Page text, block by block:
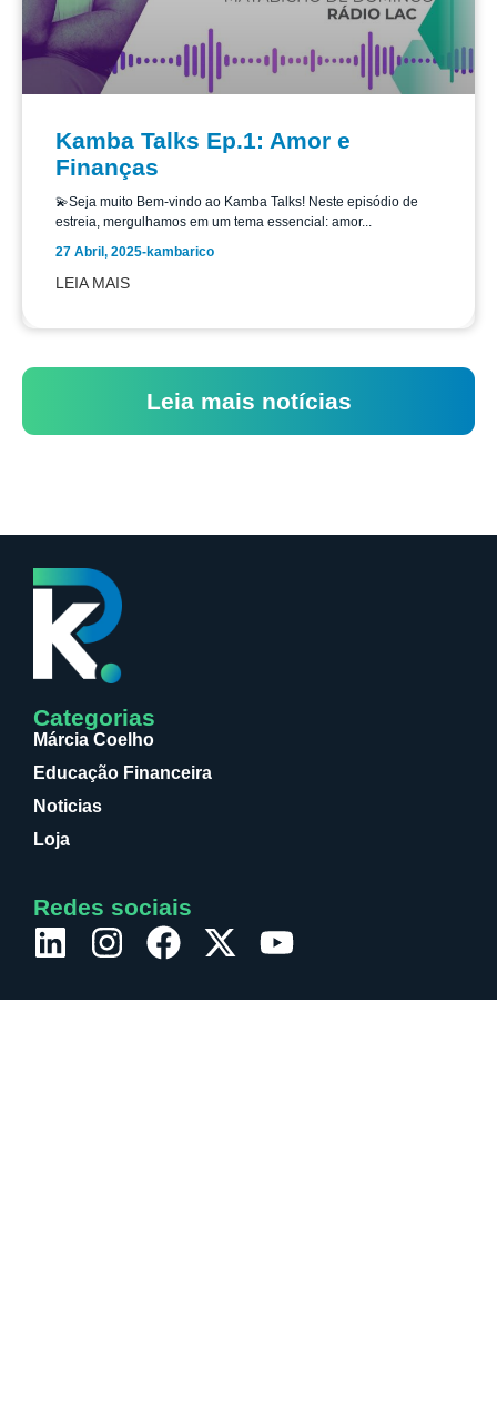
Kamba Talks Ep.1: Amor e
Finanças
💫Seja muito Bem-vindo ao Kamba Talks! Neste episódio de
estreia, mergulhamos em um tema essencial: amor...
27 Abril, 2025-kambarico
LEIA MAIS
Leia mais notícias
Categorias
Márcia Coelho
Educação Financeira
Noticias
Loja
Redes sociais